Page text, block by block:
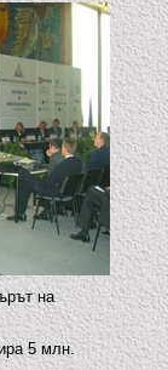
на
5 млн.